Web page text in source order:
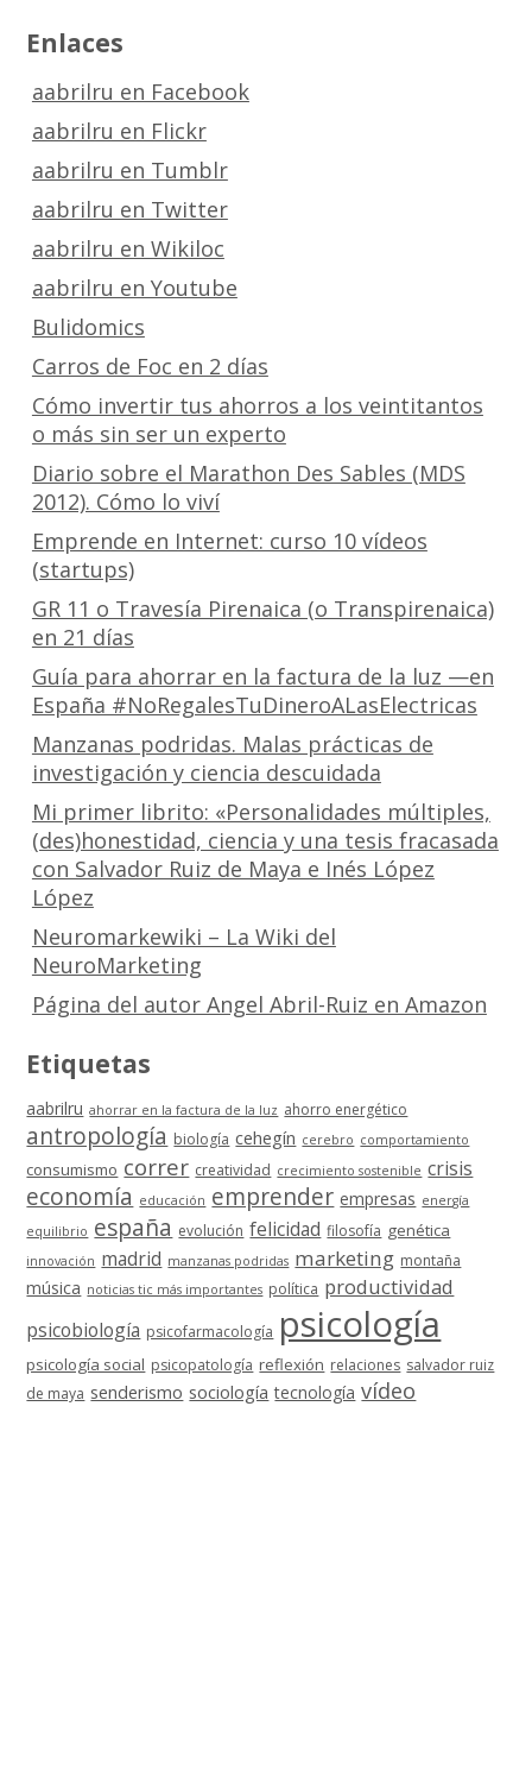
Enlaces
aabrilru en Facebook
aabrilru en Flickr
aabrilru en Tumblr
aabrilru en Twitter
aabrilru en Wikiloc
aabrilru en Youtube
Bulidomics
Carros de Foc en 2 días
Cómo invertir tus ahorros a los veintitantos
o más sin ser un experto
Diario sobre el Marathon Des Sables (MDS
2012). Cómo lo viví
Emprende en Internet: curso 10 vídeos
(startups)
GR 11 o Travesía Pirenaica (o Transpirenaica)
en 21 días
Guía para ahorrar en la factura de la luz —en
España #NoRegalesTuDineroALasElectricas
Manzanas podridas. Malas prácticas de
investigación y ciencia descuidada
Mi primer librito: «Personalidades múltiples,
(des)honestidad, ciencia y una tesis fracasada
con Salvador Ruiz de Maya e Inés López
López
Neuromarkewiki – La Wiki del
NeuroMarketing
Página del autor Angel Abril-Ruiz en Amazon
Etiquetas
aabrilru ahorrar en la factura de la luz ahorro energético
antropología biología cehegín cerebro comportamiento
consumismo correr creatividad crecimiento sostenible crisis
economía educación emprender empresas energía
equilibrio españa evolución felicidad filosofía genética
innovación madrid manzanas podridas marketing montaña
música noticias tic más importantes política productividad
psicobiología psicofarmacología psicología
psicología social psicopatología reflexión relaciones salvador ruiz
de maya senderismo sociología tecnología vídeo